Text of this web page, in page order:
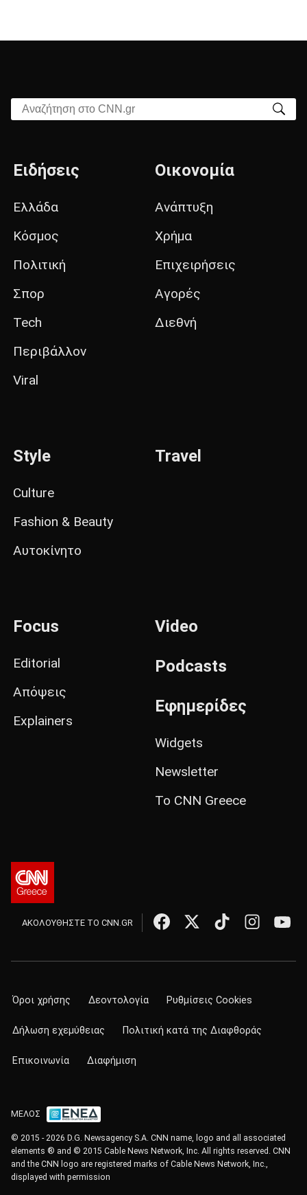
Αναζήτηση στο CNN.gr
Ειδήσεις
Ελλάδα
Κόσμος
Πολιτική
Σπορ
Tech
Περιβάλλον
Viral
Οικονομία
Ανάπτυξη
Χρήμα
Επιχειρήσεις
Αγορές
Διεθνή
Style
Culture
Fashion & Beauty
Αυτοκίνητο
Travel
Focus
Editorial
Απόψεις
Explainers
Video
Podcasts
Εφημερίδες
Widgets
Newsletter
Το CNN Greece
ΑΚΟΛΟΥΘΗΣΤΕ ΤΟ CNN.GR
Όροι χρήσης Δεοντολογία Ρυθμίσεις Cookies
Δήλωση εχεμύθειας Πολιτική κατά της Διαφθοράς
Επικοινωνία Διαφήμιση
ΜΕΛΟΣ
© 2015 - 2026 D.G. Newsagency S.A. CNN name, logo and all associated
elements ® and © 2015 Cable News Network, Inc. All rights reserved. CNN
and the CNN logo are registered marks of Cable News Network, Inc.,
displayed with permission